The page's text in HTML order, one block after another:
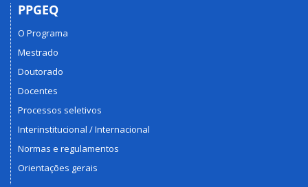
PPGEQ
O Programa
Mestrado
Doutorado
Docentes
Processos seletivos
Interinstitucional / Internacional
Normas e regulamentos
Orientações gerais